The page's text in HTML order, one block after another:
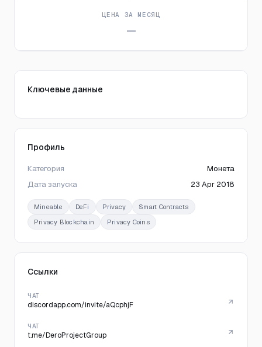
ЦЕНА ЗА МЕСЯЦ
—
Ключевые данные
Профиль
Категория
Монета
Дата запуска
23 Apr 2018
Mineable DeFi Privacy
Smart Contracts
Privacy Blockchain
Privacy Coins
Ссылки
ЧАТ
discordapp.com/invite/aQcphjF
ЧАТ
t.me/DeroProjectGroup